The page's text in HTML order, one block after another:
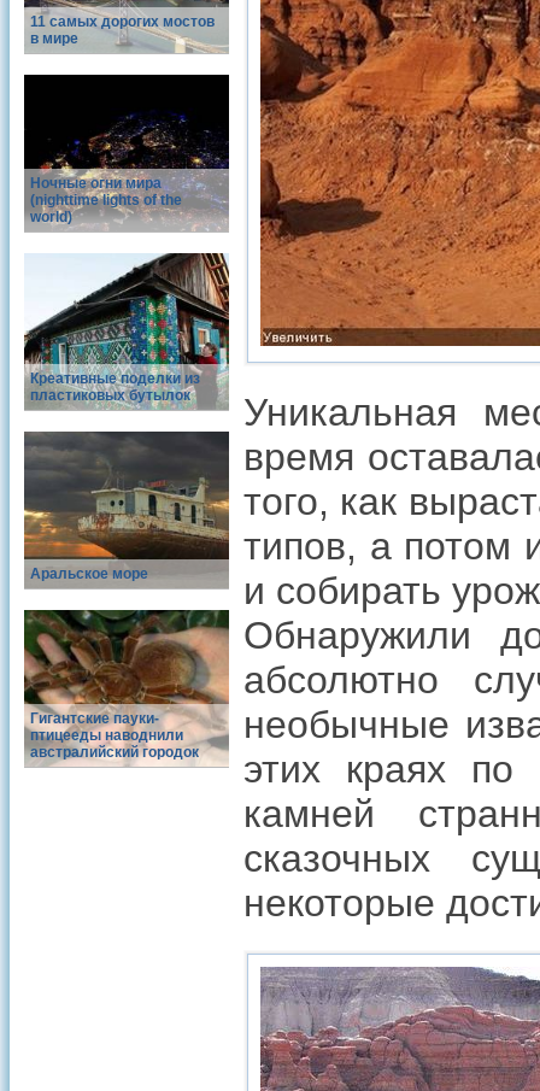
11 самых дорогих мостов
в мире
Ночные огни мира
(nighttime lights of the
world)
Креативные поделки из
пластиковых бутылок
Аральское море
Гигантские пауки-
птицееды наводнили
австралийский городок
Уникальная
время
того, как
типов, а потом
и собирать
Обнаружили
абсолютно
необычные
этих краях
камней
сказочных
некоторые